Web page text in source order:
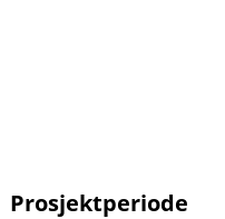
Prosjektperiode